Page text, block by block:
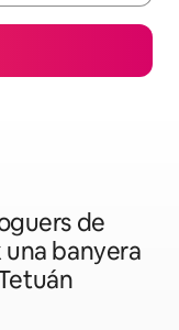
de
banyera